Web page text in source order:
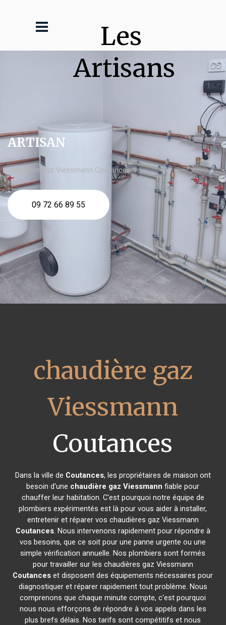
Les
Artisans
ARTISAN
chaudière gaz Viessmann Coutances
09 72 66 89 55
chaudière gaz
Viessmann
Coutances
Dans la ville de Coutances, les propriétaires de maison ont
besoin d'une chaudière gaz Viessmann fiable pour
chauffer leur habitation. C'est pourquoi notre équipe de
plombiers expérimentés est là pour vous aider à installer,
entretenir et réparer vos chaudières gaz Viessmann
Coutances. Nous intervenons rapidement pour répondre à
vos besoins, que ce soit pour une panne urgente ou une
simple vérification annuelle. Nos plombiers sont formés
pour travailler sur les chaudières gaz Viessmann
Coutances et disposent des équipements nécessaires pour
diagnostiquer et réparer rapidement tout problème. Nous
comprenons que chaque minute compte, c'est pourquoi
nous nous efforçons de répondre à vos appels dans les
plus brefs délais. Nos tarifs sont compétitifs et nous